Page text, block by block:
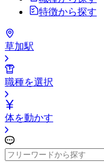
特徴から探す
草加駅
職種を選択
体を動かす